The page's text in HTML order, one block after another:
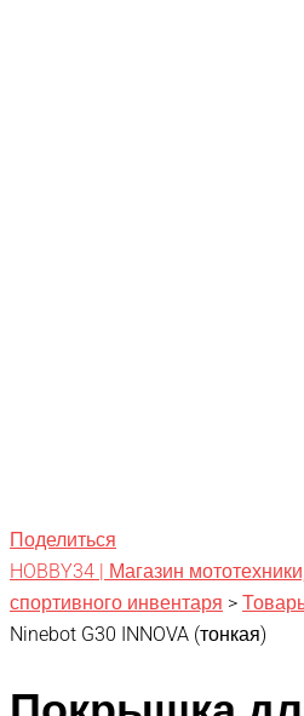
Поделиться
HOBBY34 | Магазин
спортивного инвентаря >
Ninebot G30 INNOVA (тонкая)